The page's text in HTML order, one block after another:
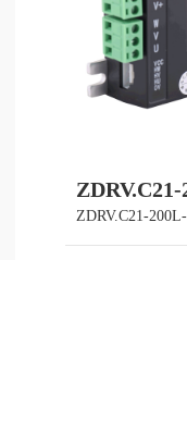
ZDRV.C21-